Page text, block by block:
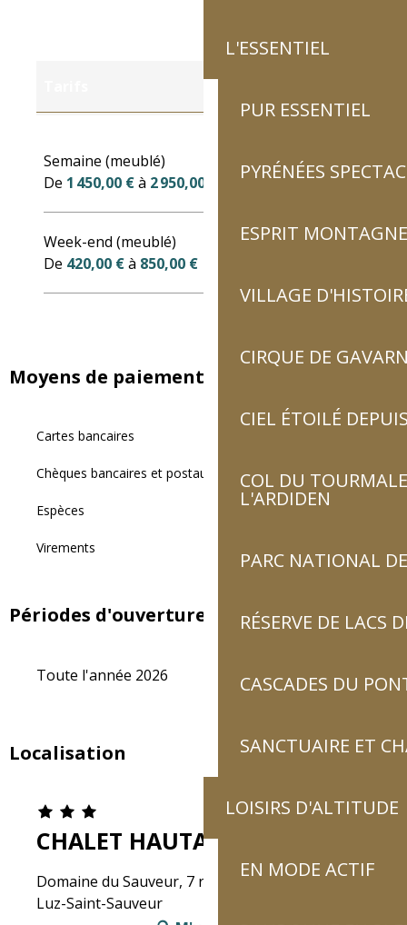
L'ESSENTIEL
PUR ESSENTIEL
PYRÉNÉES
ESPRIT MONTAGNE
VILLAGE
CIRQUE DE
CIEL ÉTOILÉ
COL DU
L'ARDIDEN
PARC NATIONAL
RÉSERVE DE LACS
CASCADES DU
SANCTUAIRE ET
LOISIRS D'ALTITUDE
EN MODE ACTIF
Semaine (meublé)
De 1 450,00 €à 2 950,00 €
Week-end (meublé)
De 420,00 €à 850,00 €
Moyens de paiement
Cartes bancaires
Chèques bancaires et postaux
Espèces
Virements
Périodes d'ouverture
Toute l'année 2026
Localisation
CHALET HAUTACAM
Domaine du Sauveur, 7 route de l'ardiden, 65120
Luz-Saint-Sauveur